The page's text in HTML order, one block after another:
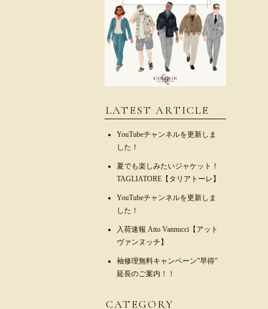
LATEST ARTICLE
YouTubeチャンネルを更新しま
した！
夏でも楽しみたいジャケット！
TAGLIATORE【タリアトーレ】
YouTubeチャンネルを更新しま
した！
入荷速報 Atto Vannucci【アット
ヴァンヌッチ】
袖修理無料キャンペーン”早得”
延長のご案内！！
CATEGORY